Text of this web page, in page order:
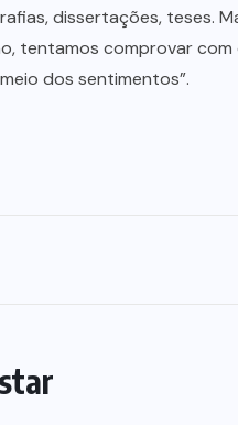
dissertações, teses.
tentamos comprovar
dos sentimentos”.